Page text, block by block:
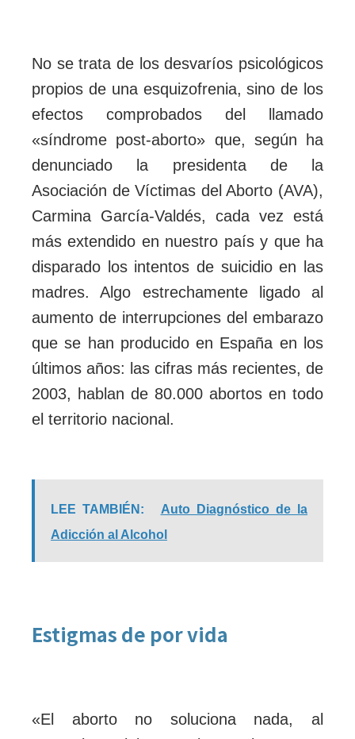
No se trata de los desvaríos psicológicos
propios de una esquizofrenia, sino de los
efectos comprobados del llamado
«síndrome post-aborto» que, según ha
denunciado la presidenta de la
Asociación de Víctimas del Aborto (AVA),
Carmina García-Valdés, cada vez está
más extendido en nuestro país y que ha
disparado los intentos de suicidio en las
madres. Algo estrechamente ligado al
aumento de interrupciones del embarazo
que se han producido en España en los
últimos años: las cifras más recientes, de
2003, hablan de 80.000 abortos en todo
el territorio nacional.
LEE TAMBIÉN:
Auto Diagnóstico de la
Adicción al Alcohol
Estigmas de por vida
«El aborto no soluciona nada, al